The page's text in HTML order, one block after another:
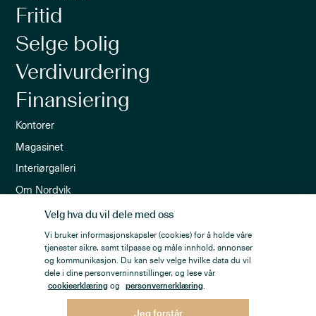
Fritid
Selge bolig
Verdivurdering
Finansiering
Kontorer
Magasinet
Interiørgalleri
Om Nordvik
Ledige stillinger
Nordvik-appen
Nyhetsbrev
Velg hva du vil dele med oss
Vi bruker informasjonskapsler (cookies) for å holde våre
tjenester sikre, samt tilpasse og måle innhold, annonser
og kommunikasjon. Du kan selv velge hvilke data du vil
dele i dine personverninnstillinger, og lese vår
cookieerklæringog personvernerklæring.
Jeg forstår